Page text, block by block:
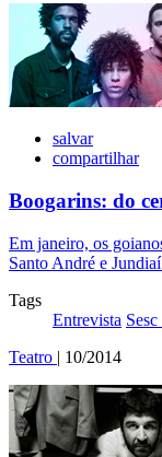
salvar
compartilhar
Boogarins: do
Em janeiro, os
Santo André e
Tags
Entrevista
Teatro | 10/2014